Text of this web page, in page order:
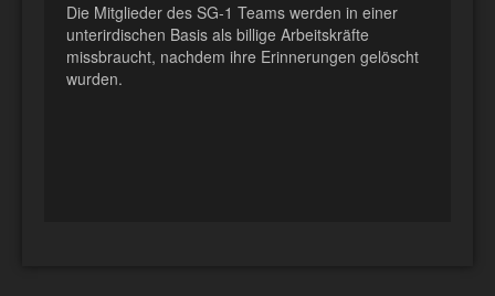
Die Mitglieder des SG-1 Teams werden in einer
unterirdischen Basis als billige Arbeitskräfte
missbraucht, nachdem ihre Erinnerungen gelöscht
wurden.